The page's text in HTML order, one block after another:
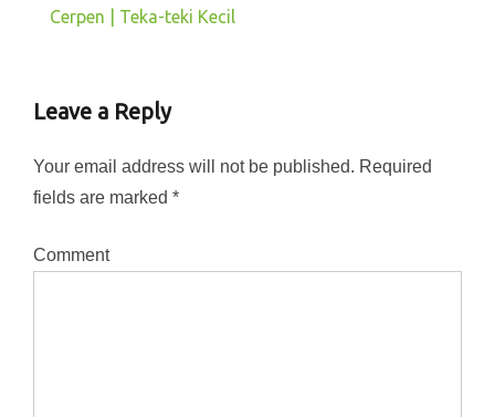
Cerpen | Teka-teki Kecil
Leave a Reply
Your email address will not be published. Required
fields are marked *
Comment